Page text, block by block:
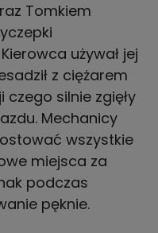
Tomkiem
używał jej
z ciężarem
czego silnie zgięły
Mechanicy
wszystkie
miejsca za
podczas
pęknie.